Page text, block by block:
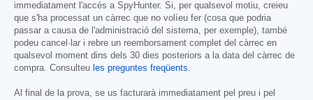
immediatament l'accés a SpyHunter. Si, per qualsevol motiu, creieu
que s'ha processat un càrrec que no volíeu fer (cosa que podria
passar a causa de l'administració del sistema, per exemple), també
podeu cancel·lar i rebre un reemborsament complet del càrrec en
qualsevol moment dins dels 30 dies posteriors a la data del càrrec de
compra. Consulteu les preguntes freqüents.
Al final de la prova, se us facturarà immediatament pel preu i pel